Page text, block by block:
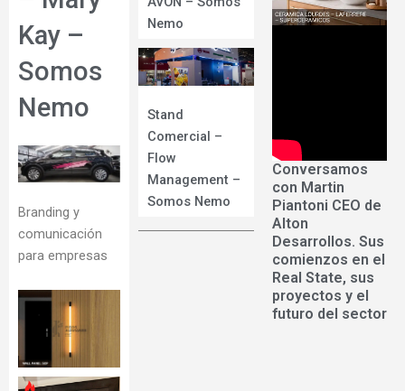
Kay –
Somos
Nemo
Branding y
comunicación
para empresas
Nemo
Stand
Comercial –
Flow
Management –
Somos Nemo
Conversamos
con Martin
Piantoni CEO de
Alton
Desarrollos. Sus
comienzos en el
Real State, sus
proyectos y el
futuro del sector